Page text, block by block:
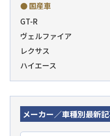
● 国産車
GT-R
ヴェルファイア
レクサス
ハイエース
メーカー／車種別最新